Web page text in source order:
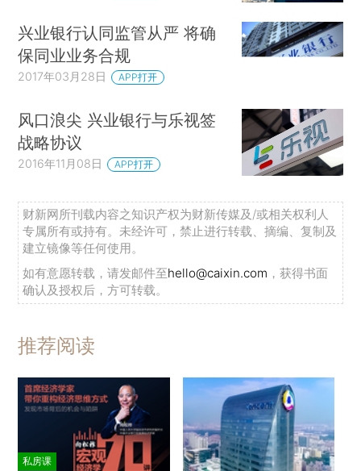
兴业银行认同监管从严 将确
保同业业务合规
2017年03月28日 APP打开
风口浪尖 兴业银行与乐视签
战略协议
2016年11月08日 APP打开
财新网所刊载内容之知识产权为财新传媒及/或相关权利人
专属所有或持有。未经许可，禁止进行转载、摘编、复制及
建立镜像等任何使用。
如有意愿转载，请发邮件至hello@caixin.com ，获得书面
确认及授权后，方可转载。
推荐阅读
私房课